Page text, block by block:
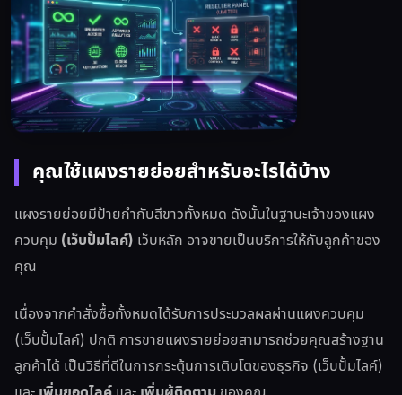
คุณใช้แผงรายย่อยสำหรับอะไรได้บ้าง
แผงรายย่อยมีป้ายกำกับสีขาวทั้งหมด ดังนั้นในฐานะเจ้าของแผง
ควบคุม (เว็บปั้มไลค์) เว็บหลัก อาจขายเป็นบริการให้กับลูกค้าของ
คุณ
เนื่องจากคำสั่งซื้อทั้งหมดได้รับการประมวลผลผ่านแผงควบคุม
(เว็บปั้มไลค์) ปกติ การขายแผงรายย่อยสามารถช่วยคุณสร้างฐาน
ลูกค้าได้ เป็นวิธีที่ดีในการกระตุ้นการเติบโตของธุรกิจ (เว็บปั้มไลค์)